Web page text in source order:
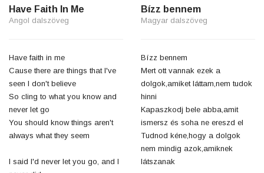
Have Faith In Me
Angol dalszöveg
Have faith in me
Cause there are things that I've
seen I don't believe
So cling to what you know and
never let go
You should know things aren't
always what they seem
I said I'd never let you go, and I
Bízz bennem
Magyar dalszöveg
Bízz bennem
Mert ott vannak ezek a
dolgok,amiket láttam,nem tudok
hinni
Kapaszkodj bele abba,amit
ismersz és soha ne ereszd el
Tudnod kéne,hogy a dolgok
nem mindig azok,amiknek
látszanak